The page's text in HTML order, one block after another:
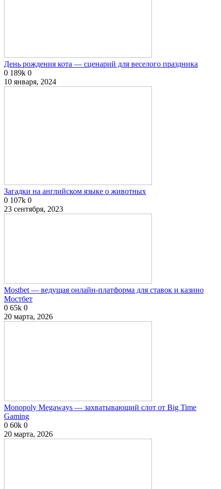
День рождения кота — сценарий для веселого праздника
0 189k 0
10 января, 2024
Загадки на английском языке о животных
0 107k 0
23 сентября, 2023
Mostbet — ведущая онлайн-платформа для ставок и казино
Мостбет
0 65k 0
20 марта, 2026
Monopoly Megaways — захватывающий слот от Big Time
Gaming
0 60k 0
20 марта, 2026